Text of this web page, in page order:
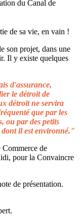
de sa vie, en vain !
son projet, dans une
Il y existe quelques
d'assurance,
le détroit de
détroit ne servira
que par les
ou par des petits
dont il est environné."
de
pour la Convaincre
de présentation.